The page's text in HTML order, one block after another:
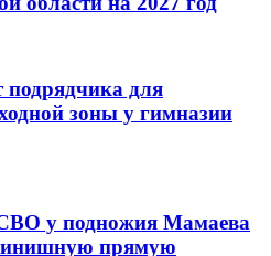
подрядчика для
зоны у гимназии
СВО у подножия Мамаева
прямую